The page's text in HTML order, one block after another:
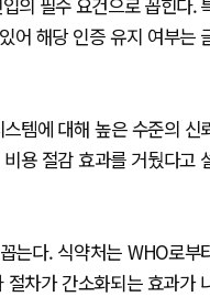
어 해당 인증 유지 여부는
템에 대해 높은 수준의 신
용 절감 효과를 거뒀다고
는다. 식약처는 WHO로부
차가 간소화되는 효과가